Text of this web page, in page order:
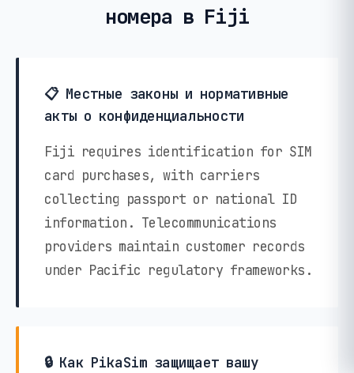
номера в Fiji
📋 Местные законы и нормативные
акты о конфиденциальности
Fiji requires identification for SIM
card purchases, with carriers
collecting passport or national ID
information. Telecommunications
providers maintain customer records
under Pacific regulatory frameworks.
🔒 Как PikaSim защищает вашу